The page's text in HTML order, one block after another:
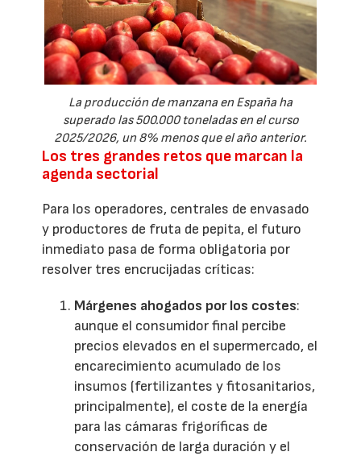
La producción de manzana en España ha
superado las 500.000 toneladas en el curso
2025/2026, un 8% menos que el año anterior.
Los tres grandes retos que marcan la
agenda sectorial
Para los operadores, centrales de envasado
y productores de fruta de pepita, el futuro
inmediato pasa de forma obligatoria por
resolver tres encrucijadas críticas:
Márgenes ahogados por los costes:
aunque el consumidor final percibe
precios elevados en el supermercado, el
encarecimiento acumulado de los
insumos (fertilizantes y fitosanitarios,
principalmente), el coste de la energía
para las cámaras frigoríficas de
conservación de larga duración y el